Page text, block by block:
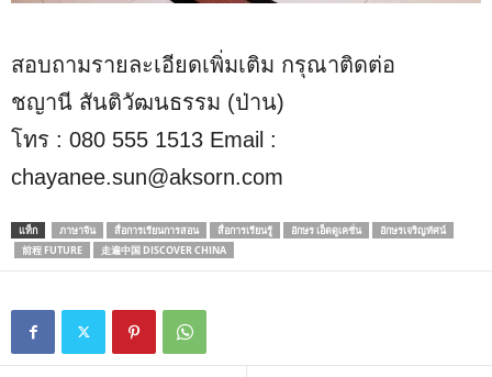
สอบถามรายละเอียดเพิ่มเติม กรุณาติดต่อ
ชญานี สันติวัฒนธรรม (ป่าน)
โทร : 080 555 1513 Email :
chayanee.sun@aksorn.com
แท็ก ภาษาจีน สื่อการเรียนการสอน สื่อการเรียนรู้ อักษร เอ็ดดูเคชั่น
อักษรเจริญทัศน์
前程 FUTURE
走遍中国 DISCOVER CHINA